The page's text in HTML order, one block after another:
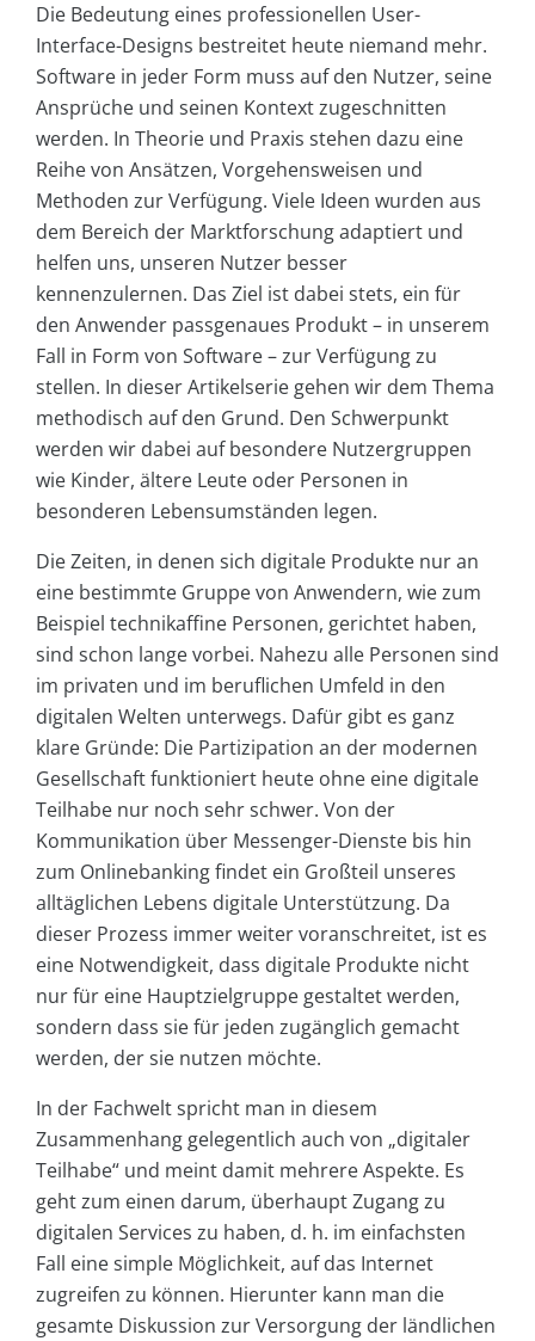
Die Bedeutung eines professionellen User-
Interface-Designs bestreitet heute niemand mehr.
Software in jeder Form muss auf den Nutzer, seine
Ansprüche und seinen Kontext zugeschnitten
werden. In Theorie und Praxis stehen dazu eine
Reihe von Ansätzen, Vorgehensweisen und
Methoden zur Verfügung. Viele Ideen wurden aus
dem Bereich der Marktforschung adaptiert und
helfen uns, unseren Nutzer besser
kennenzulernen. Das Ziel ist dabei stets, ein für
den Anwender passgenaues Produkt – in unserem
Fall in Form von Software – zur Verfügung zu
stellen. In dieser Artikelserie gehen wir dem Thema
methodisch auf den Grund. Den Schwerpunkt
werden wir dabei auf besondere Nutzergruppen
wie Kinder, ältere Leute oder Personen in
besonderen Lebensumständen legen.
Die Zeiten, in denen sich digitale Produkte nur an
eine bestimmte Gruppe von Anwendern, wie zum
Beispiel technikaffine Personen, gerichtet haben,
sind schon lange vorbei. Nahezu alle Personen sind
im privaten und im beruflichen Umfeld in den
digitalen Welten unterwegs. Dafür gibt es ganz
klare Gründe: Die Partizipation an der modernen
Gesellschaft funktioniert heute ohne eine digitale
Teilhabe nur noch sehr schwer. Von der
Kommunikation über Messenger-Dienste bis hin
zum Onlinebanking findet ein Großteil unseres
alltäglichen Lebens digitale Unterstützung. Da
dieser Prozess immer weiter voranschreitet, ist es
eine Notwendigkeit, dass digitale Produkte nicht
nur für eine Hauptzielgruppe gestaltet werden,
sondern dass sie für jeden zugänglich gemacht
werden, der sie nutzen möchte.
In der Fachwelt spricht man in diesem
Zusammenhang gelegentlich auch von „digitaler
Teilhabe“ und meint damit mehrere Aspekte. Es
geht zum einen darum, überhaupt Zugang zu
digitalen Services zu haben, d. h. im einfachsten
Fall eine simple Möglichkeit, auf das Internet
zugreifen zu können. Hierunter kann man die
gesamte Diskussion zur Versorgung der ländlichen